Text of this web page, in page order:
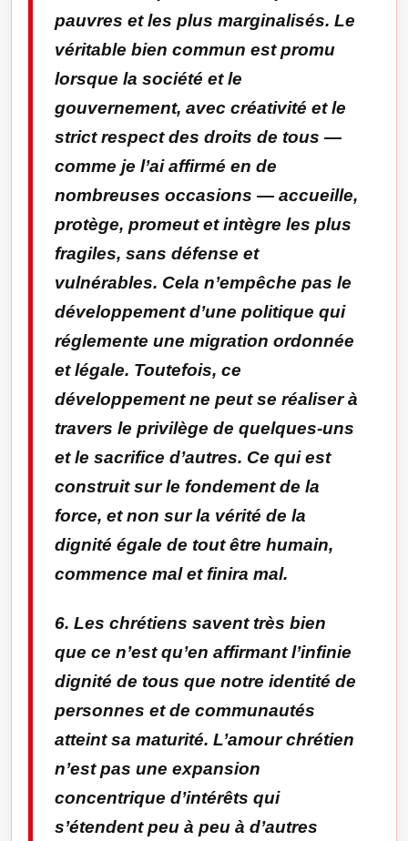
pauvres et les plus marginalisés. Le
véritable bien commun est promu
lorsque la société et le
gouvernement, avec créativité et le
strict respect des droits de tous —
comme je l’ai affirmé en de
nombreuses occasions — accueille,
protège, promeut et intègre les plus
fragiles, sans défense et
vulnérables. Cela n’empêche pas le
développement d’une politique qui
réglemente une migration ordonnée
et légale. Toutefois, ce
développement ne peut se réaliser à
travers le privilège de quelques-uns
et le sacrifice d’autres. Ce qui est
construit sur le fondement de la
force, et non sur la vérité de la
dignité égale de tout être humain,
commence mal et finira mal.
6. Les chrétiens savent très bien
que ce n’est qu’en affirmant l’infinie
dignité de tous que notre identité de
personnes et de communautés
atteint sa maturité. L’amour chrétien
n’est pas une expansion
concentrique d’intérêts qui
s’étendent peu à peu à d’autres